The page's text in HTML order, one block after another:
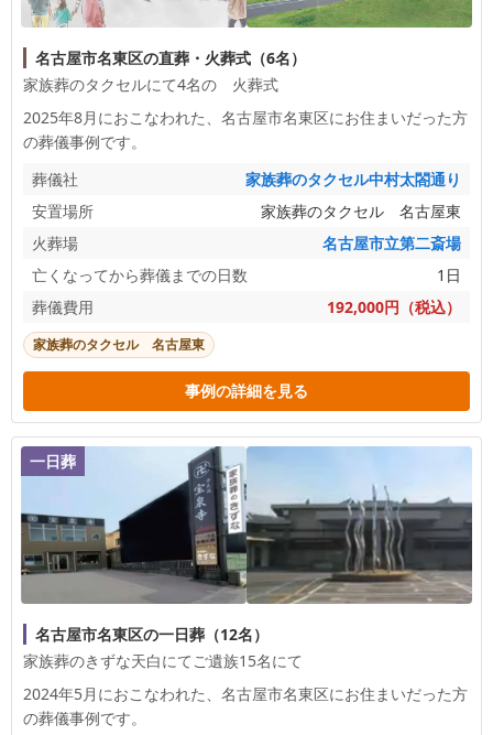
名古屋市名東区の直葬・火葬式（6名）
家族葬のタクセルにて4名の 火葬式
2025年8月におこなわれた、 名古屋市名東区にお住まいだった方
の葬儀事例です。
葬儀社
家族葬のタクセル中村太閤通り
安置場所
家族葬のタクセル 名古屋東
火葬場
名古屋市立第二斎場
亡くなってから葬儀までの日数
1日
葬儀費用
192,000円（税込）
家族葬のタクセル 名古屋東
事例の詳細を見る
一日葬
名古屋市名東区の一日葬（12名）
家族葬のきずな天白にてご遺族15名にて
2024年5月におこなわれた、 名古屋市名東区にお住まいだった方
の葬儀事例です。